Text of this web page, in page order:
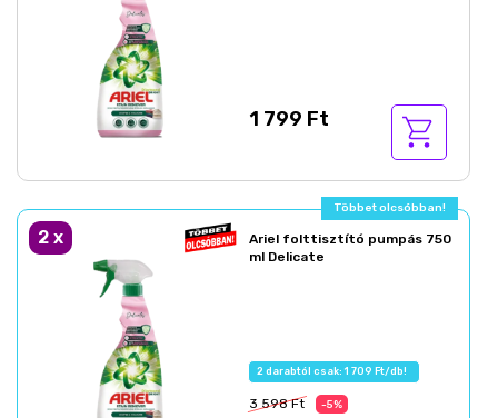
1 799 Ft
Többet olcsóbban!
2 x
Ariel folttisztító pumpás 750
ml Delicate
2 darabtól csak: 1 709 Ft/db!
3 598 Ft -5%